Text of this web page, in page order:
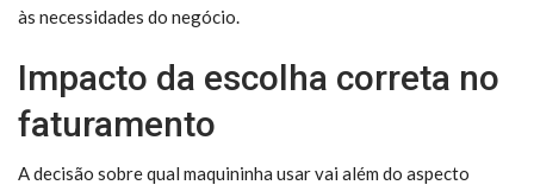
às necessidades do negócio.
Impacto da escolha correta no
faturamento
A decisão sobre qual maquininha usar vai além do aspecto